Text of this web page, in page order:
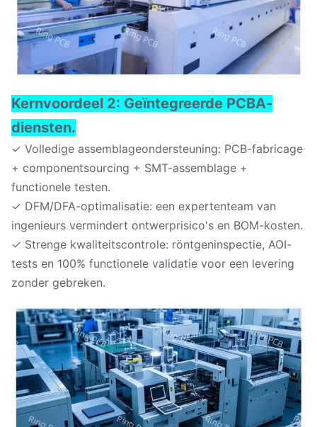
Kernvoordeel 2: Geïntegreerde PCBA-
diensten.
✓ Volledige assemblageondersteuning: PCB-fabricage
+ componentsourcing + SMT-assemblage +
functionele testen.
✓ DFM/DFA-optimalisatie: een expertenteam van
ingenieurs vermindert ontwerprisico's en BOM-kosten.
✓ Strenge kwaliteitscontrole: röntgeninspectie, AOI-
tests en 100% functionele validatie voor een levering
zonder gebreken.